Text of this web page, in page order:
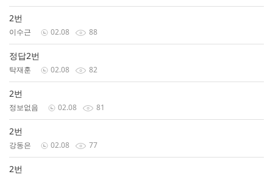
2번
이수근 02.08 88
정답2번
탁재훈 02.08 82
2번
정보없음 02.08 81
2번
강동은 02.08 77
2번